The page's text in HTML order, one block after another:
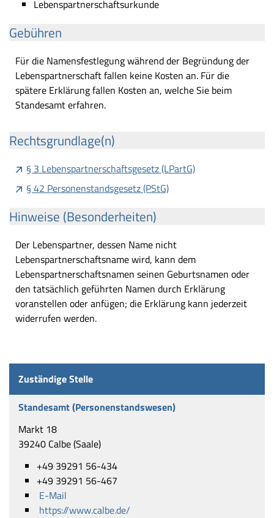
Lebenspartnerschaftsurkunde
Gebühren
Für die Namensfestlegung während der Begründung der
Lebenspartnerschaft fallen keine Kosten an. Für die
spätere Erklärung fallen Kosten an, welche Sie beim
Standesamt erfahren.
Rechtsgrundlage(n)
§ 3 Lebenspartnerschaftsgesetz (LPartG)
§ 42 Personenstandsgesetz (PStG)
Hinweise (Besonderheiten)
Der Lebenspartner, dessen Name nicht
Lebenspartnerschaftsname wird, kann dem
Lebenspartnerschaftsnamen seinen Geburtsnamen oder
den tatsächlich geführten Namen durch Erklärung
voranstellen oder anfügen; die Erklärung kann jederzeit
widerrufen werden.
Zuständige Stelle
Standesamt (Personenstandswesen)
Markt 18
39240 Calbe (Saale)
+49 39291 56-434
+49 39291 56-467
E-Mail
https://www.calbe.de/